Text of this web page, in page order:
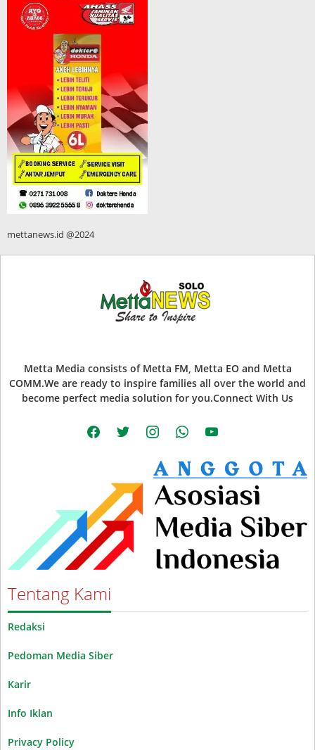
mettanews.id @2024
Metta Media consists of Metta FM, Metta EO and Metta
COMM.We are ready to inspire families all over the world and
become perfect media solution for you.Connect With Us
facebooktwitter instagramwhatsappyoutube
Tentang Kami
Redaksi
Pedoman Media Siber
Karir
Info Iklan
Privacy Policy